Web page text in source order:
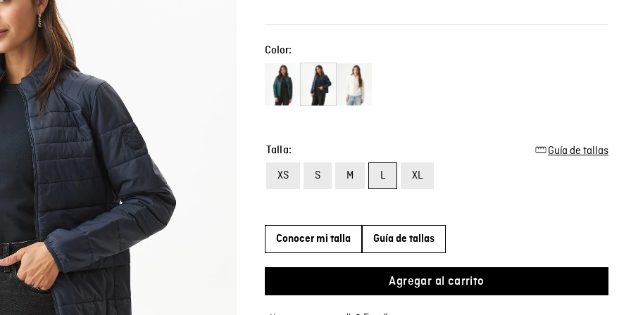
Color:
Guía de tallas
Talla
XS S M L XL
Conocer mi talla Guía de tallas
Agregar al carrito